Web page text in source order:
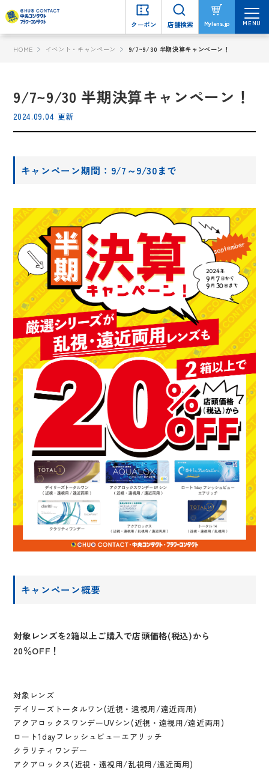
クーポン 店舗検索 Mylens.jp MENU
HOME イベント・キャンペーン 9/7~9/30 半期決算キャンペーン！
9/7~9/30 半期決算キャンペーン！
2024.09.04 更新
キャンペーン期間：9/7～9/30まで
キャンペーン概要
対象レンズを2箱以上ご購入で店頭価格(税込)から
20％OFF！
対象レンズ
デイリーズトータルワン(近視・遠視用/遠近両用)
アクアロックスワンデーUVシン(近視・遠視用/遠近両用)
ロート1dayフレッシュビューエアリッチ
クラリティワンデー
アクアロックス(近視・遠視用/乱視用/遠近両用)
クーポン 店舗検索 Mylens.jp MENU